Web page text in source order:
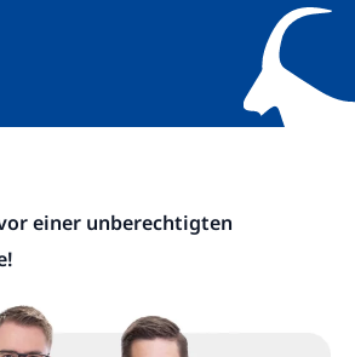
einer unberechtigten